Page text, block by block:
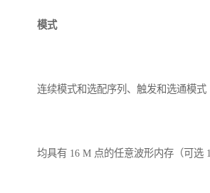
模式
连续模式和选配序列、触发和选通模式
均具有 16 M 点的任意波形内存（可选